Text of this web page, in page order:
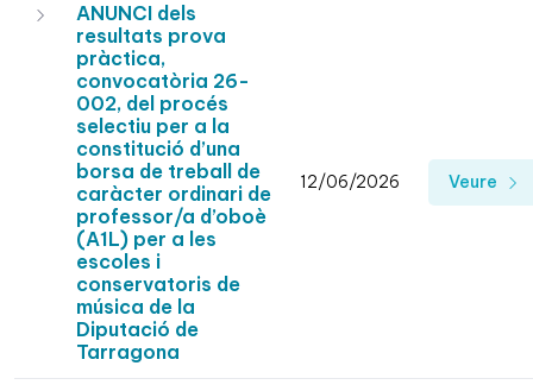
ANUNCI dels
resultats prova
pràctica,
convocatòria 26-
002, del procés
selectiu per a la
constitució d’una
borsa de treball de
caràcter ordinari de
professor/a d’oboè
(A1L) per a les
escoles i
conservatoris de
música de la
Diputació de
Tarragona
12/06/2026 Veure